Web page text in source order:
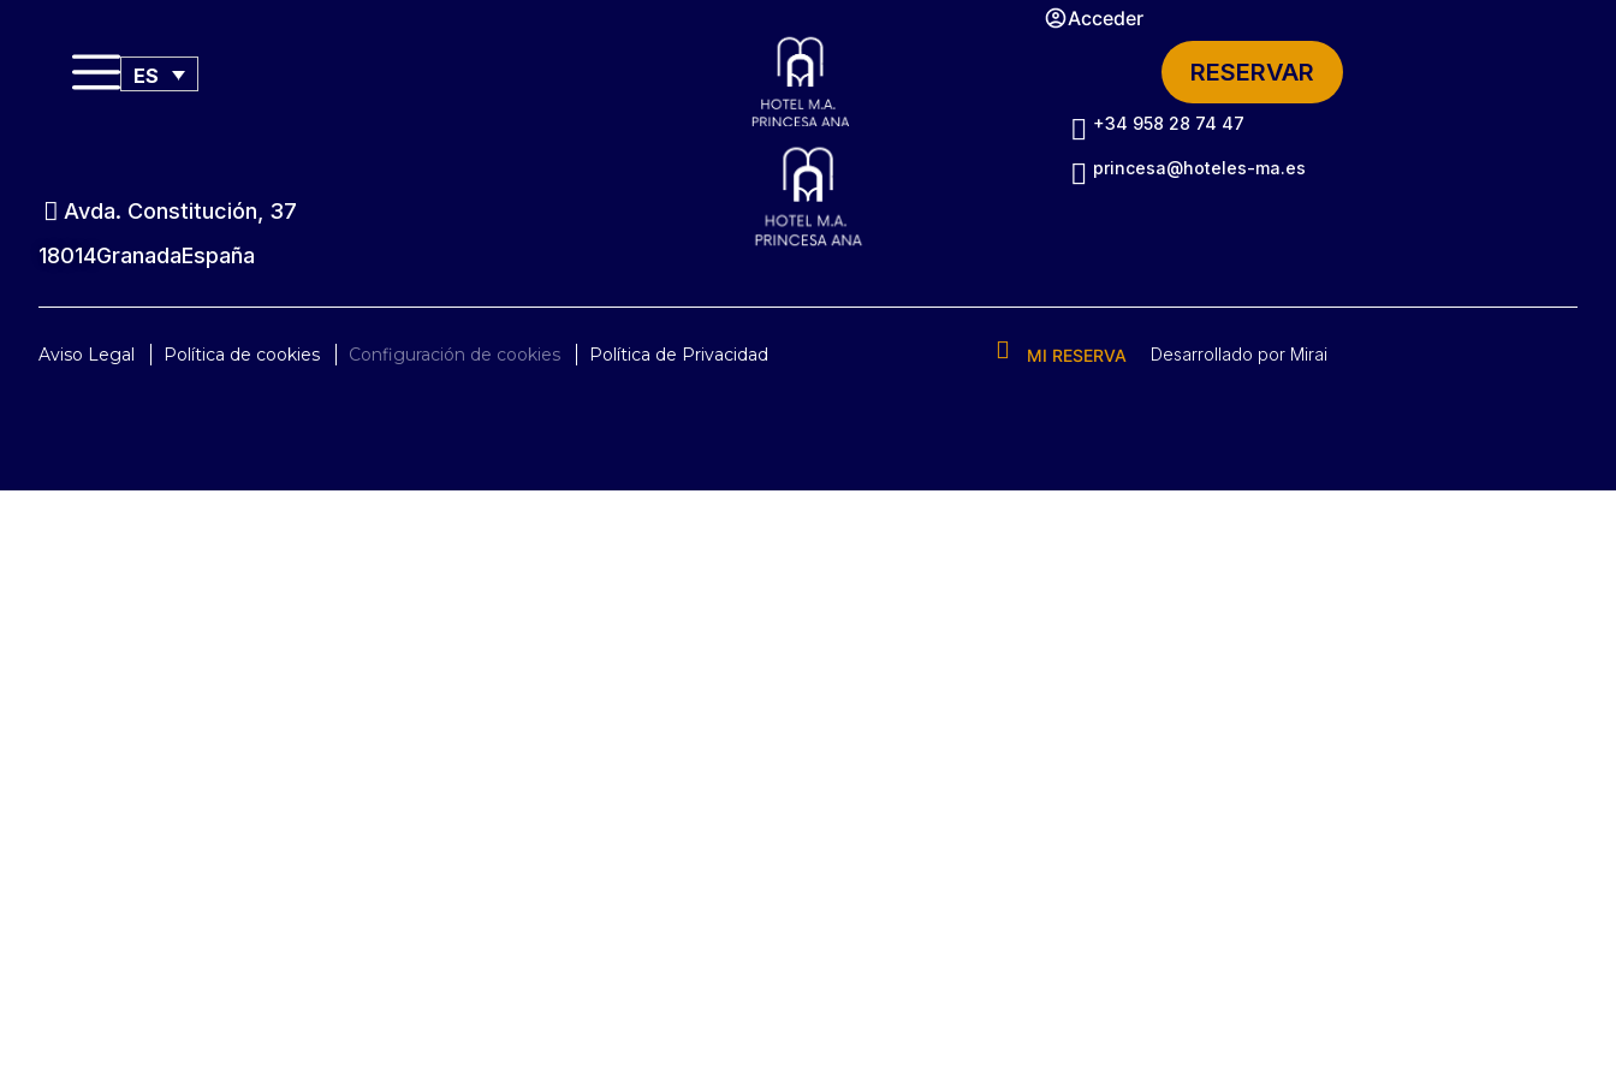
ES
Acceder
RESERVAR
Avda. Constitución, 37
18014GranadaEspaña
+34 958 28 74 47
princesa@hoteles-ma.es
Aviso Legal Política de cookies Configuración de cookies Política de Privacidad MI RESERVA Desarrollado por Mirai